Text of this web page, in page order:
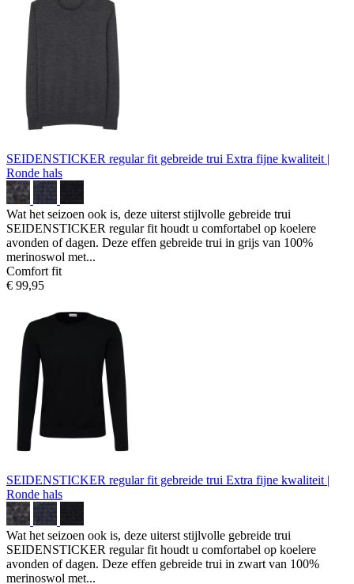
SEIDENSTICKER regular fit gebreide trui Extra fijne kwaliteit |
Ronde hals
Wat het seizoen ook is, deze uiterst stijlvolle gebreide trui
SEIDENSTICKER regular fit houdt u comfortabel op koelere
avonden of dagen. Deze effen gebreide trui in grijs van 100%
merinoswol met...
Comfort fit
€ 99,95
SEIDENSTICKER regular fit gebreide trui Extra fijne kwaliteit |
Ronde hals
Wat het seizoen ook is, deze uiterst stijlvolle gebreide trui
SEIDENSTICKER regular fit houdt u comfortabel op koelere
avonden of dagen. Deze effen gebreide trui in zwart van 100%
merinoswol met...